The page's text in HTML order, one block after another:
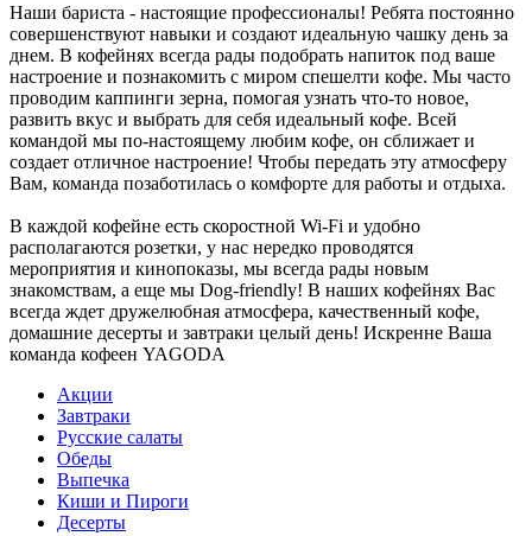
Наши бариста - настоящие профессионалы! Ребята постоянно
совершенствуют навыки и создают идеальную чашку день за
днем. В кофейнях всегда рады подобрать напиток под ваше
настроение и познакомить с миром спешелти кофе. Мы часто
проводим каппинги зерна, помогая узнать что-то новое,
развить вкус и выбрать для себя идеальный кофе. Всей
командой мы по-настоящему любим кофе, он сближает и
создает отличное настроение! Чтобы передать эту атмосферу
Вам, команда позаботилась о комфорте для работы и отдыха.
В каждой кофейне есть скоростной Wi-Fi и удобно
располагаются розетки, у нас нередко проводятся
мероприятия и кинопоказы, мы всегда рады новым
знакомствам, а еще мы Dog-friendly! В наших кофейнях Вас
всегда ждет дружелюбная атмосфера, качественный кофе,
домашние десерты и завтраки целый день! Искренне Ваша
команда кофеен YAGODA
Акции
Завтраки
Русские салаты
Обеды
Выпечка
Киши и Пироги
Десерты